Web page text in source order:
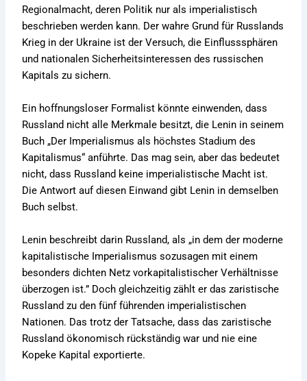
Regionalmacht, deren Politik nur als imperialistisch
beschrieben werden kann. Der wahre Grund für Russlands
Krieg in der Ukraine ist der Versuch, die Einflusssphären
und nationalen Sicherheitsinteressen des russischen
Kapitals zu sichern.
Ein hoffnungsloser Formalist könnte einwenden, dass
Russland nicht alle Merkmale besitzt, die Lenin in seinem
Buch „Der Imperialismus als höchstes Stadium des
Kapitalismus“ anführte. Das mag sein, aber das bedeutet
nicht, dass Russland keine imperialistische Macht ist.
Die Antwort auf diesen Einwand gibt Lenin in demselben
Buch selbst.
Lenin beschreibt darin Russland, als „in dem der moderne
kapitalistische Imperialismus sozusagen mit einem
besonders dichten Netz vorkapitalistischer Verhältnisse
überzogen ist.” Doch gleichzeitig zählt er das zaristische
Russland zu den fünf führenden imperialistischen
Nationen. Das trotz der Tatsache, dass das zaristische
Russland ökonomisch rückständig war und nie eine
Kopeke Kapital exportierte.